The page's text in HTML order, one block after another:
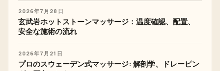
2026年7月28日
玄武岩ホットストーンマッサージ：温度確認、配置、
安全な施術の流れ
2026年7月21日
プロのスウェーデン式マッサージ: 解剖学、ドレーピン